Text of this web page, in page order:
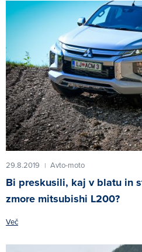
29.8.2019 | Avto-moto
Bi preskusili, kaj v blatu in
zmore mitsubishi L200?
Več